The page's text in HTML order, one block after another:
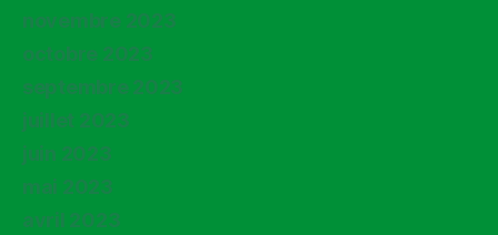
novembre 2023
octobre 2023
septembre 2023
juillet 2023
juin 2023
mai 2023
avril 2023